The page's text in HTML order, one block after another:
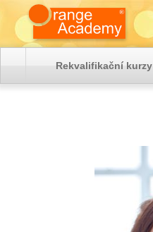
Rekvalifikační kurzy